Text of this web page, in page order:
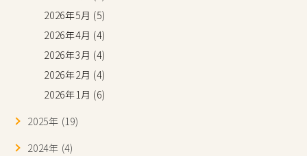
2026年5月 (5)
2026年4月 (4)
2026年3月 (4)
2026年2月 (4)
2026年1月 (6)
2025年 (19)
2024年 (4)